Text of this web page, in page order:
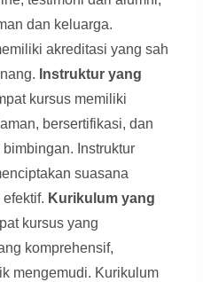
dan keluarga.
akreditasi yang sah
Instruktur yang
kursus memiliki
bersertifikasi, dan
Instruktur
suasana
Kurikulum yang
kursus yang
komprehensif,
mengemudi. Kurikulum